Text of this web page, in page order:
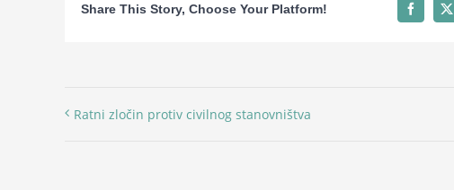
Share This Story, Choose Your Platform! Facebook
X
Ratni zločin protiv civilnog stanovništva